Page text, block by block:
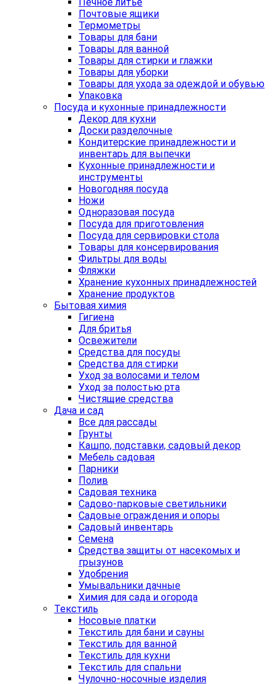
Почтовые ящики
Термометры
Товары для бани
Товары для ванной
Товары для стирки и глажки
Товары для уборки
Товары для ухода за одеждой и обувью
Упаковка
Посуда и кухонные принадлежности
Декор для кухни
Доски разделочные
Кондитерские принадлежности и
инвентарь для выпечки
Кухонные принадлежности и
инструменты
Новогодняя посуда
Ножи
Одноразовая посуда
Посуда для приготовления
Посуда для сервировки стола
Товары для консервирования
Фильтры для воды
Фляжки
Хранение кухонных принадлежностей
Хранение продуктов
Бытовая химия
Гигиена
Для бритья
Освежители
Средства для посуды
Средства для стирки
Уход за волосами и телом
Уход за полостью рта
Чистящие средства
Дача и сад
Все для рассады
Грунты
Кашпо, подставки, садовый декор
Мебель садовая
Парники
Полив
Садовая техника
Садово-парковые светильники
Садовые ограждения и опоры
Садовый инвентарь
Семена
Средства защиты от насекомых и
грызунов
Удобрения
Умывальники дачные
Химия для сада и огорода
Текстиль
Носовые платки
Текстиль для бани и сауны
Текстиль для ванной
Текстиль для кухни
Текстиль для спальни
Чулочно-носочные изделия